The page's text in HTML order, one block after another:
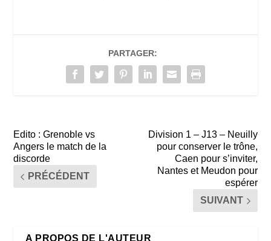
PARTAGER:
Edito : Grenoble vs
Angers le match de la
discorde
PRÉCÉDENT
Division 1 – J13 – Neuilly
pour conserver le trône,
Caen pour s’inviter,
Nantes et Meudon pour
espérer
SUIVANT
A PROPOS DE L'AUTEUR